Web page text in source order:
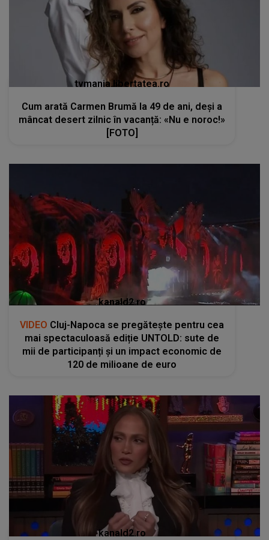
tvmania.libertatea.ro
Cum arată Carmen Brumă la 49 de ani, deși a
mâncat desert zilnic în vacanță: «Nu e noroc!»
[FOTO]
kanald2.ro
VIDEO Cluj-Napoca se pregătește pentru cea
mai spectaculoasă ediție UNTOLD: sute de
mii de participanți și un impact economic de
120 de milioane de euro
kanald2.ro